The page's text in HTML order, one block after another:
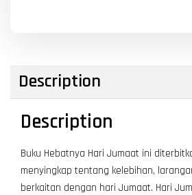
Description
Description
Buku Hebatnya Hari Jumaat ini
menyingkap tentang kelebihan,
berkaitan dengan hari Jumaat. Hari